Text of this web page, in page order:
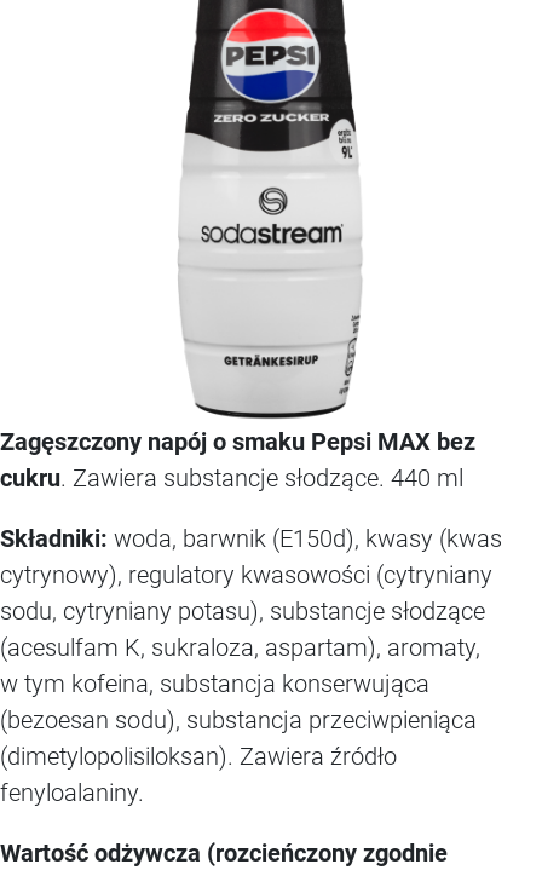
Zagęszczony napój o smaku Pepsi MAX bez
cukru. Zawiera substancje słodzące. 440 ml
Składniki: woda, barwnik (E150d), kwasy (kwas
cytrynowy), regulatory kwasowości (cytryniany
sodu, cytryniany potasu), substancje słodzące
(acesulfam K, sukraloza, aspartam), aromaty,
w tym kofeina, substancja konserwująca
(bezoesan sodu), substancja przeciwpieniąca
(dimetylopolisiloksan). Zawiera źródło
fenyloalaniny.
Wartość odżywcza (rozcieńczony zgodnie